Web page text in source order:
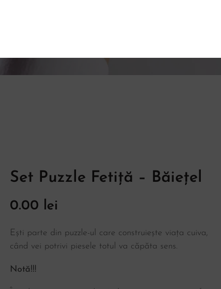
Set Puzzle Fetiță – Băiețel
0.00 lei
Ești parte din puzzle-ul care construiește viața cuiva,
când vei potrivi piesele totul va căpăta sens.
Notă!!!